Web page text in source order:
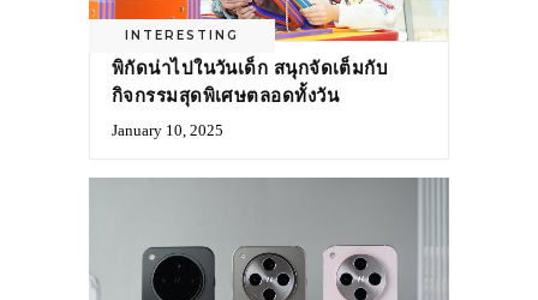
INTERESTING
พิกัดน่าไปในวันเด็ก สนุกจัดเต็มกับ
กิจกรรมสุดพิเศษตลอดทั้งวัน
January 10, 2025